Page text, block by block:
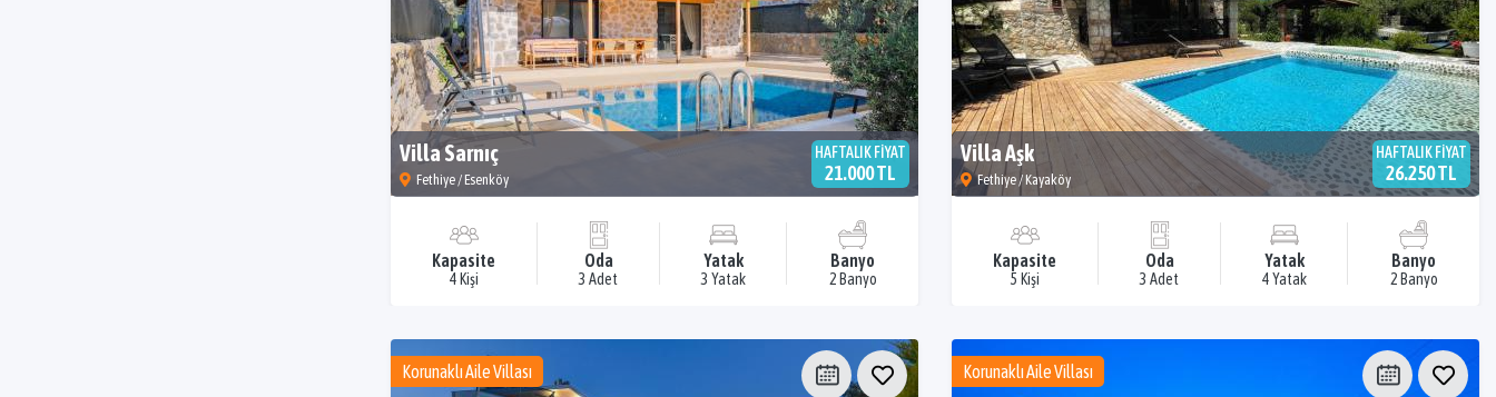
Villa Sarnıç
Fethiye / Esenköy
HAFTALIK FİYAT
21.000 TL
Kapasite
4 Kişi
Oda
3 Adet
Yatak
3 Yatak
Banyo
2 Banyo
Villa Aşk
Fethiye / Kayaköy
HAFTALIK FİYAT
26.250 TL
Kapasite
5 Kişi
Oda
3 Adet
Yatak
4 Yatak
Banyo
2 Banyo
Korunaklı Aile Villası Korunaklı Aile Villası